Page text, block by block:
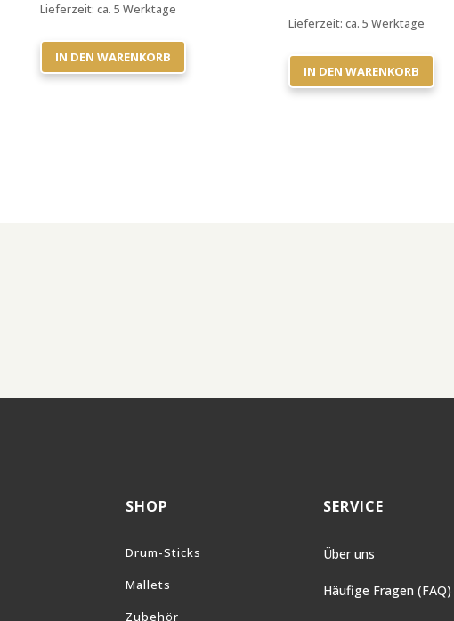
Lieferzeit:ca. 5 Werktage
IN DEN WARENKORB
Lieferzeit:ca. 5 Werktage
IN DEN WARENKORB
SHOP
Drum-Sticks
Mallets
Zubehör
SERVICE
Über uns
Häufige Fragen (FAQ)